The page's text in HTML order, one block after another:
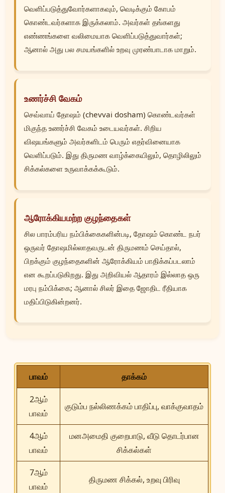
வெளிப்படுத்துவோர்களாகவும், வெடிக்கும் கோபம்
கொண்டவர்களாக இருக்கலாம். அவர்கள் தங்களது
எண்ணங்களை வலிமையாக வெளிப்படுத்துவார்கள்;
ஆனால் அது பல சமயங்களில் உறவு முரண்பாடாக மாறும்.
உணர்ச்சி வேகம்
செவ்வாய் தோஷம் (chevvai dosham) கொண்டவர்கள்
மிகுந்த உணர்ச்சி வேகம் உடையவர்கள். சிறிய
விஷயங்களும் அவர்களிடம் பெரும் எதர்வினையாக
வெளிப்படும். இது திருமண வாழ்க்கையிலும், தொழிலிலும்
சிக்கல்களை உருவாக்கக்கூடும்.
ஆரோக்கியமற்ற குழந்தைகள்
சில பாரம்பரிய நம்பிக்கைகளின்படி, தோஷம் கொண்ட நபர்
ஒருவர் தோஷமில்லாதவருடன் திருமணம் செய்தால்,
பிறக்கும் குழந்தைகளின் ஆரோக்கியம் பாதிக்கப்படலாம்
என கூறப்படுகிறது. இது அறிவியல் ஆதாரம் இல்லாத ஒரு
மரபு நம்பிக்கை; ஆனால் சிலர் இதை ஜோதிட ரீதியாக
மதிப்பிடுகின்றனர்.
பாவம் தாக்கம்
2ஆம்
பாவம்
குடும்ப நல்லிணக்கம் பாதிப்பு, வாக்குவாதம்
4ஆம்
பாவம்
மனஅமைதி குறைபாடு, வீடு தொடர்பான
சிக்கல்கள்
7ஆம்
பாவம்
திருமண சிக்கல், உறவு பிரிவு